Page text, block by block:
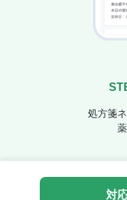
処方箋
対